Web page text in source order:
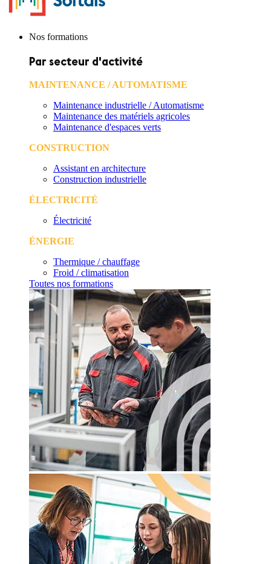
Nos formations
Par secteur d'activité
MAINTENANCE / AUTOMATISME
Maintenance industrielle / Automatisme
Maintenance des matériels agricoles
Maintenance d'espaces verts
CONSTRUCTION
Assistant en architecture
Construction industrielle
ÉLECTRICITÉ
Électricité
ÉNERGIE
Thermique / chauffage
Froid / climatisation
Toutes nos formations